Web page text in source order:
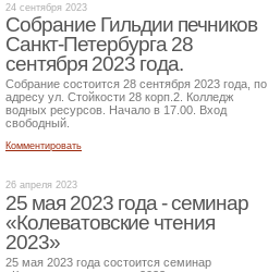
24 сентября 2023
Собрание Гильдии печников
Санкт-Петербурга 28
сентября 2023 года.
Собрание состоится 28 сентября 2023 года, по
адресу ул. Стойкости 28 корп.2. Колледж
водных ресурсов. Начало в 17.00. Вход
свободный.
Комментировать
26 апреля 2023
25 мая 2023 года - семинар
«Колеватовские чтения
2023»
25 мая 2023 года состоится семинар